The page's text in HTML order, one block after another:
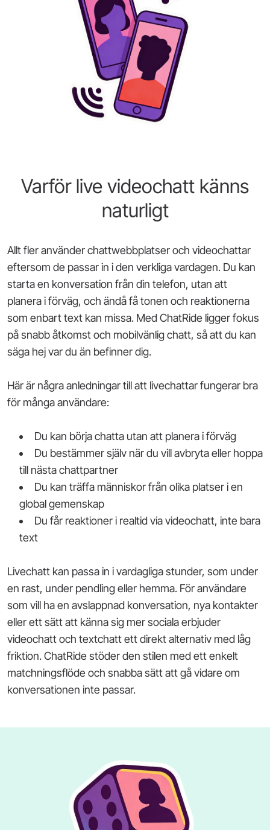
Varför live videochatt känns
naturligt
Allt fler använder chattwebbplatser och videochattar
eftersom de passar in i den verkliga vardagen. Du kan
starta en konversation från din telefon, utan att
planera i förväg, och ändå få tonen och reaktionerna
som enbart text kan missa. Med ChatRide ligger fokus
på snabb åtkomst och mobilvänlig chatt, så att du kan
säga hej var du än befinner dig.
Här är några anledningar till att livechattar fungerar bra
för många användare:
Du kan börja chatta utan att planera i förväg
Du bestämmer själv när du vill avbryta eller hoppa
till nästa chattpartner
Du kan träffa människor från olika platser i en
global gemenskap
Du får reaktioner i realtid via videochatt, inte bara
text
Livechatt kan passa in i vardagliga stunder, som under
en rast, under pendling eller hemma. För användare
som vill ha en avslappnad konversation, nya kontakter
eller ett sätt att känna sig mer sociala erbjuder
videochatt och textchatt ett direkt alternativ med låg
friktion. ChatRide stöder den stilen med ett enkelt
matchningsflöde och snabba sätt att gå vidare om
konversationen inte passar.